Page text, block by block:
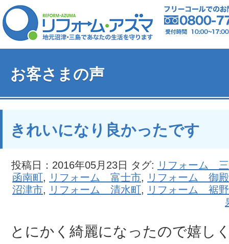
お客さまの声
きれいになり良かったです
投稿日：2016年05月23日 タグ: リフォーム
函南町, リフォーム 富士市, リフォーム 御
沼津市, リフォーム 清水町, リフォーム 裾
とにかく綺麗になったので嬉し